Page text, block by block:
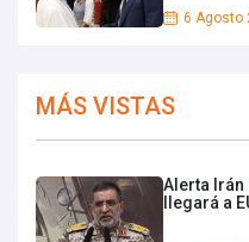
6 Agosto
MÁS VISTAS
Alerta Irán
llegará a